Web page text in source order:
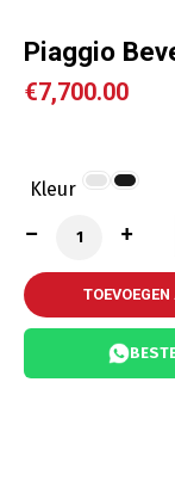
Piaggio
€7,700.00
Kleur